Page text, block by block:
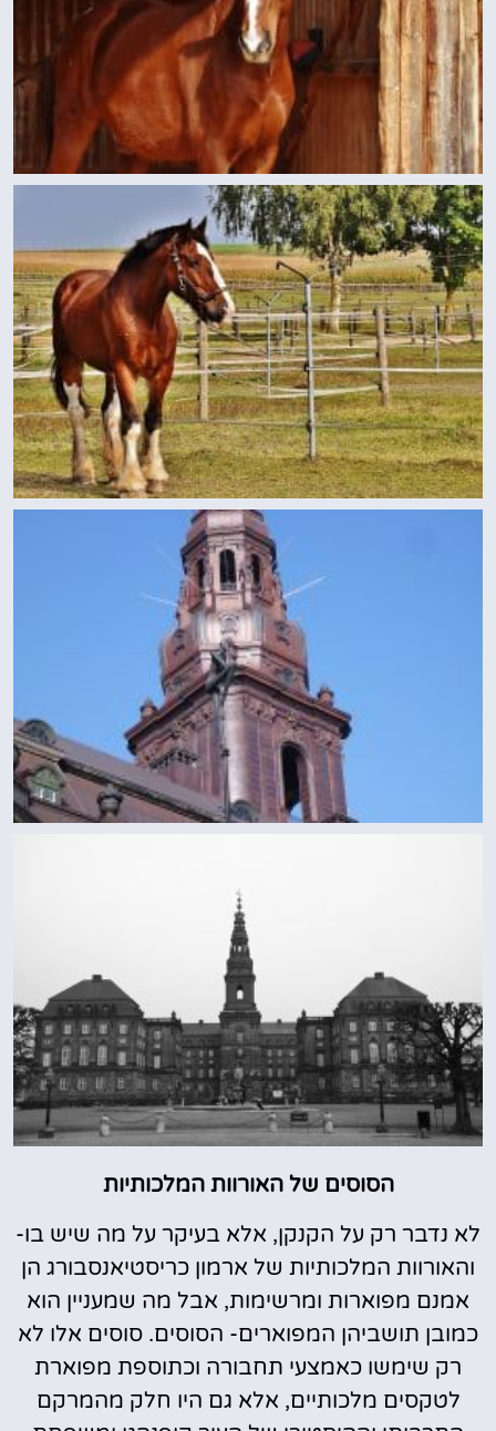
הסוסים של האורוות המלכותיות
לא נדבר רק על הקנקן, אלא בעיקר על מה שיש בו-
והאורוות המלכותיות של ארמון כריסטיאנסבורג הן
אמנם מפוארות ומרשימות, אבל מה שמעניין הוא
כמובן תושביהן המפוארים- הסוסים. סוסים אלו לא
רק שימשו כאמצעי תחבורה וכתוספת מפוארת
לטקסים מלכותיים, אלא גם היו חלק מהמרקם